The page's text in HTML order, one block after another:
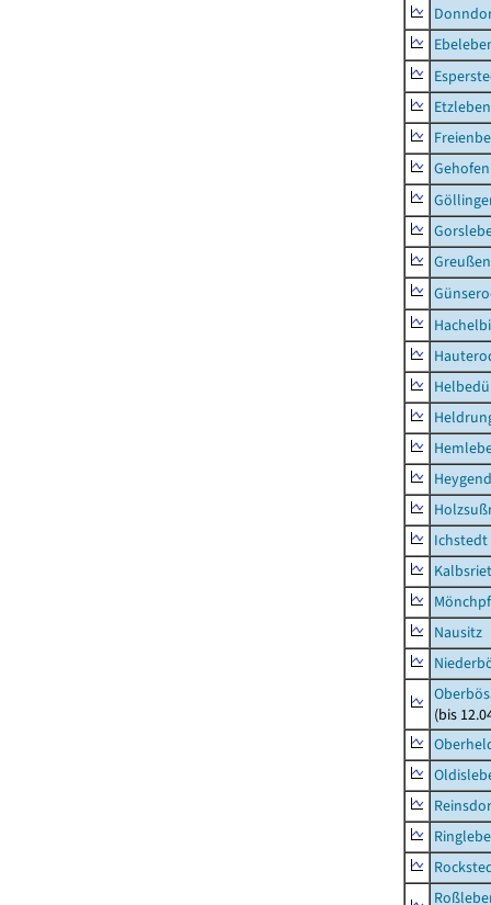
Etzleben
Gehofen
Ichstedt
Nausitz
(bis